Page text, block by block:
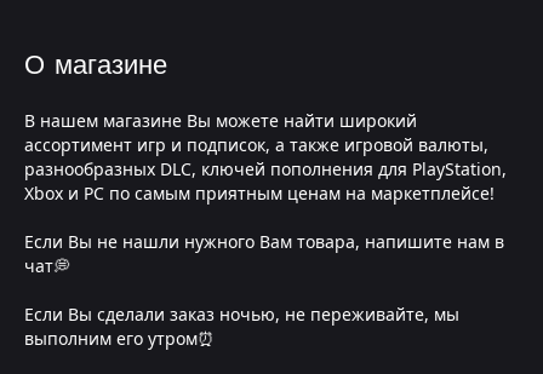
О магазине
В нашем магазине Вы можете найти широкий
ассортимент игр и подписок, а также игровой валюты,
разнообразных DLC, ключей пополнения для PlayStation,
Xbox и PC по самым приятным ценам на маркетплейсе!
Если Вы не нашли нужного Вам товара, напишите нам в
чат💭
Если Вы сделали заказ ночью, не переживайте, мы
выполним его утром⏰